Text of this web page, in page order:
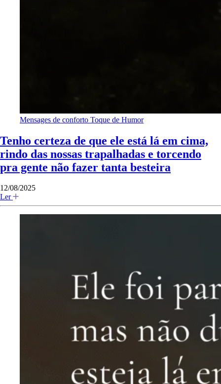
Mensages de conforto Toque de Humor
Tenho certeza de que ele está lá em cima,
rindo das nossas trapalhadas e torcendo
pra gente não fazer tanta besteira
12/08/2025
Ler